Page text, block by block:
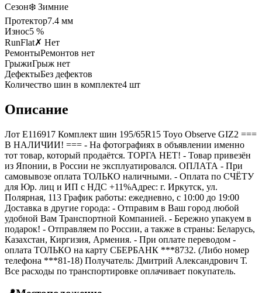
Сезон❄️ Зимние
Протектор7.4 мм
Износ5 %
RunFlat✗ Нет
РемонтыРемонтов нет
ГрыжиГрыж нет
ДефектыБез дефектов
Количество шин в комплекте4 шт
Описание
Лот E116917 Комплект шин 195/65R15 Toyo Observe GIZ2 ===
B НАЛИЧИИ! === - На фотографиях в объявлении именно
тот товар, который продаётся. ТОРГА НЕТ! - Товар привезён
из Японии, в России не эксплуатировался. ОПЛАТА - При
самовывозе оплата ТОЛЬКО наличными. - Оплата по СЧЁТУ
для Юр. лиц и ИП с НДС +11%Адрес: г. Иркутск, ул.
Полярная, 113 График работы: ежедневно, с 10:00 до 19:00
Доставка в другие города: - Отправим в Ваш город любой
удобной Вам Транспортной Компанией. - Бережно упакуем в
подарок! - Отправляем по России, а также в страны: Беларусь,
Казахстан, Киргизия, Армения. - При оплате переводом -
оплата ТОЛЬКО на карту СБЕРБАНК ***8732. (Либо номер
телефона ***81-18) Получатель: Дмитрий Александрович Т.
Все расходы по транспортировке оплачивает покупатель.